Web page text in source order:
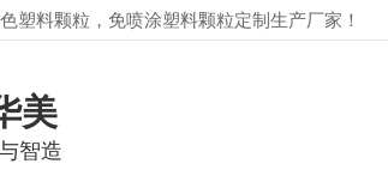
塑料颗粒，免喷涂塑料颗粒定制生产厂家！
美
智造